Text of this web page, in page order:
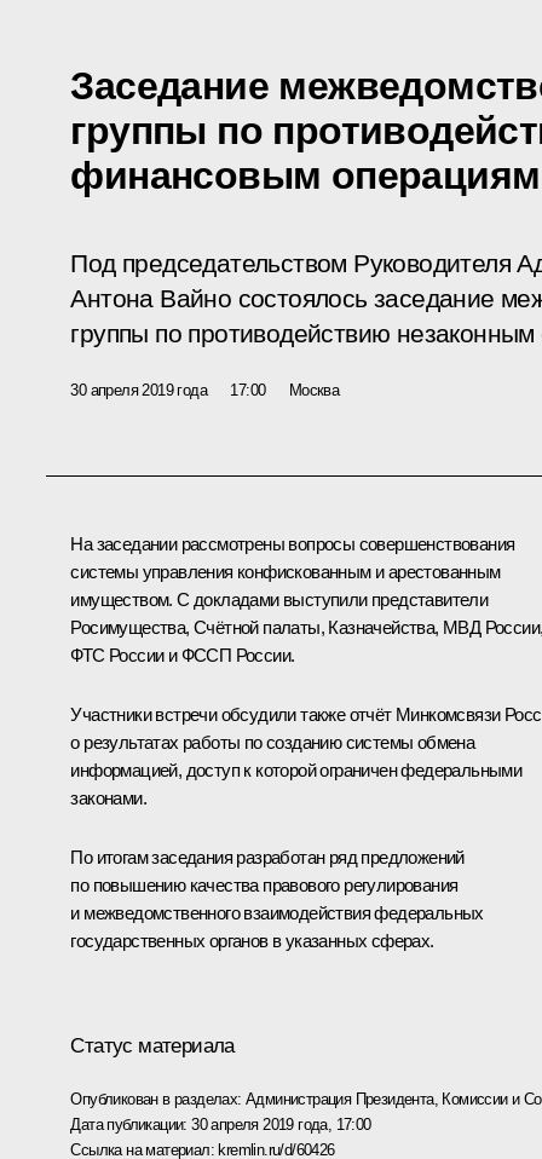
Заседание
группы по
финансовым операциям
Под председательством Руководителя
Антона Вайно состоялось заседание
группы по противодействию
30 апреля 2019 года 17:00 Москва
На заседании рассмотрены вопросы совершенствования
системы управления конфискованным и арестованным
имуществом. С докладами выступили представители
Росимущества, Счётной палаты, Казначейства, МВД
ФТС России и ФССП России.
Участники встречи обсудили также отчёт Минкомсвязи
о результатах работы по созданию системы обмена
информацией, доступ к которой ограничен федеральными
законами.
По итогам заседания разработан ряд предложений
по повышению качества правового регулирования
и межведомственного взаимодействия федеральных
государственных органов в указанных сферах.
Статус материала
Опубликован в разделах: Администрация Президента, Комиссии и
Дата публикации:30 апреля 2019 года, 17:00
Ссылка на материал: kremlin.ru/d/60426